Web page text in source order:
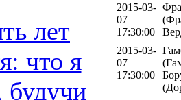
лет
что я
будучи
2015-03-
07
17:30:00
2015-03-
07
17:30:00